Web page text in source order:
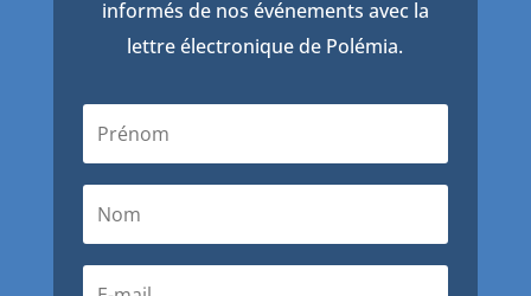
informés de nos événements avec la
lettre électronique de Polémia.